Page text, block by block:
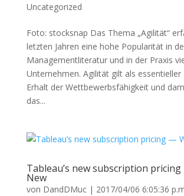
Uncategorized
Foto: stocksnap Das Thema „Agilität“
letzten Jahren eine hohe Popularität in
Managementliteratur und in der Praxis
Unternehmen. Agilität gilt als
Erhalt der Wettbewerbsfähigkeit und
das...
Tableau’s new subscription pricing
New
von DandDMuc| 2017/04/06 6:05:36